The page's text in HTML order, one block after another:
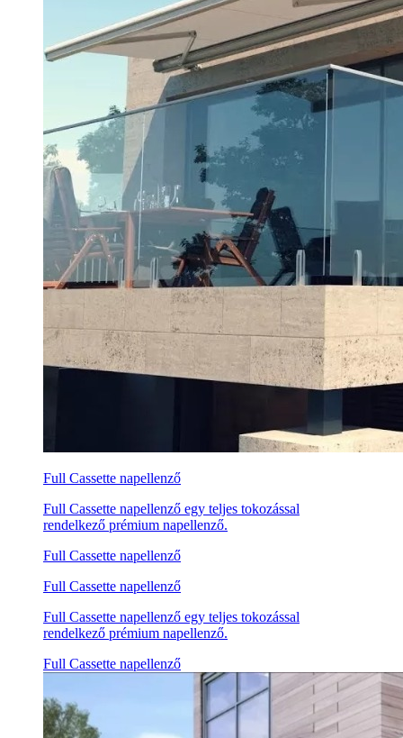
Full Cassette napellenző
Full Cassette napellenző egy teljes tokozással
rendelkező prémium napellenző.
Full Cassette napellenző
Full Cassette napellenző
Full Cassette napellenző egy teljes tokozással
rendelkező prémium napellenző.
Full Cassette napellenző